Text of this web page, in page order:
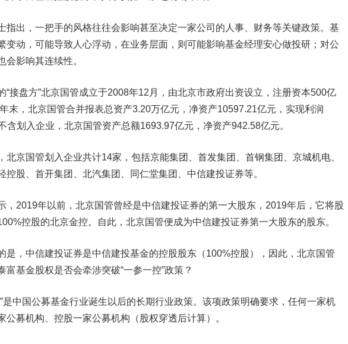
出，一把手的风格往往会影响甚至决定一家公司的人事、财务等关键政策。基
变动，可能导致人心浮动，在业务层面，则可能影响基金经理安心做投研；对公
会影响其连续性。
盘方”北京国管成立于2008年12月，由北京市政府出资设立，注册资本500亿
末，北京国管合并报表总资产3.20万亿元，净资产10597.21亿元，实现利润
含划入企业，北京国管资产总额1693.97亿元，净资产942.58亿元。
京国管划入企业共计14家，包括京能集团、首发集团、首钢集团、京城机电、
控股、首开集团、北汽集团、
同仁堂集团、 中信建投证券等。
2019年以前，北京国管曾经是中信建投证券的第一大股东，2019年后，它将股
控股的北京金控。自此，北京国管便成为中信建投证券第一大股东的股东。
，中信建投证券是中信建投基金的控股股东（100%控股），因此，北京国管
富基金股权是否会牵涉突破“一参一控”政策？
中国公募基金行业诞生以后的长期行业政策。该项政策明确要求，任何一家机
公募机构、控股一家公募机构（股权穿透后计算）。